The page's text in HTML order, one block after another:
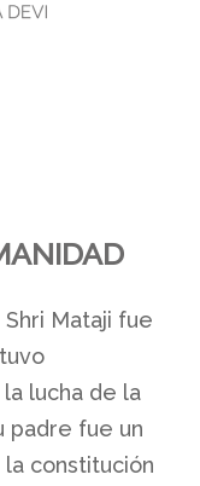
Mataji fue
lucha de la
padre fue un
constitución